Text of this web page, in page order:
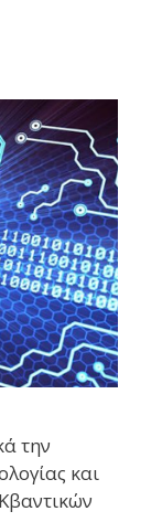
διαβούλευση
Επιτροπής
στον τομέα των
την επίσημη
για το
ανάμεσα στην
την
και